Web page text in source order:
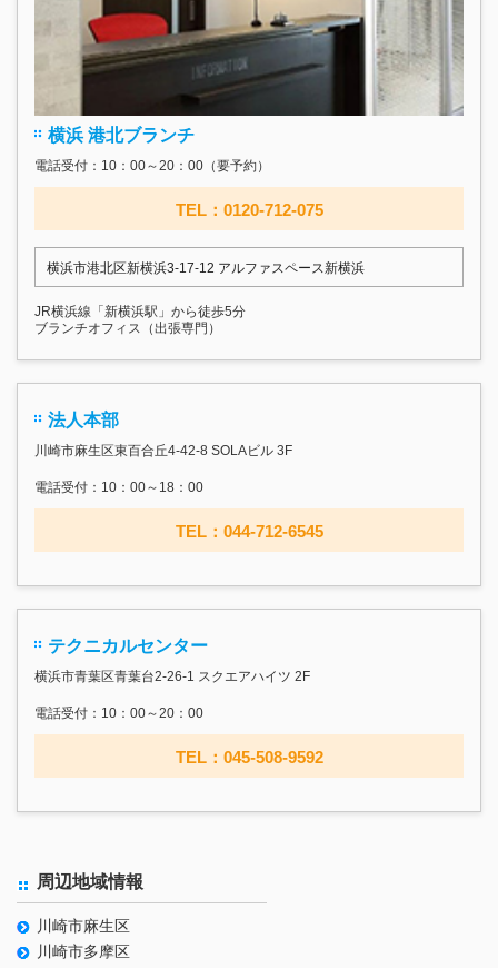
横浜 港北ブランチ
電話受付：10：00～20：00（要予約）
TEL：0120-712-075
横浜市港北区新横浜3-17‐12 アルファスペース新横浜
JR横浜線「新横浜駅」から徒歩5分
ブランチオフィス（出張専門）
法人本部
川崎市麻生区東百合丘4-42-8 SOLAビル 3F
電話受付：10：00～18：00
TEL：044-712-6545
テクニカルセンター
横浜市青葉区青葉台2-26-1 スクエアハイツ 2F
電話受付：10：00～20：00
TEL：045-508-9592
周辺地域情報
川崎市麻生区
川崎市多摩区